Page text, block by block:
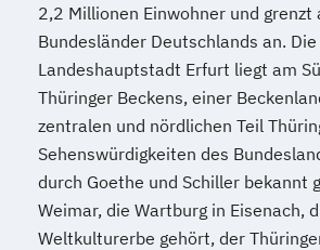
2,2 Millionen Einwohner und grenzt
Bundesländer Deutschlands an. Die
Landeshauptstadt Erfurt liegt am
Thüringer Beckens, einer
zentralen und nördlichen Teil
Sehenswürdigkeiten des
durch Goethe und Schiller bekannt
Weimar, die Wartburg in Eisenach,
Weltkulturerbe gehört, der